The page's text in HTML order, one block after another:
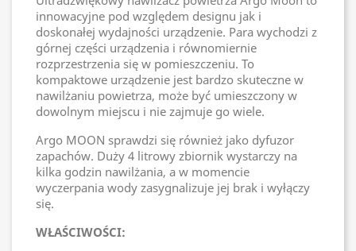
innowacyjne pod względem designu jak i
doskonałej wydajności urządzenie. Para wychodzi z
górnej części urządzenia i równomiernie
rozprzestrzenia się w pomieszczeniu. To
kompaktowe urządzenie jest bardzo skuteczne w
nawilżaniu powietrza, może być umieszczony w
dowolnym miejscu i nie zajmuje go wiele.
Argo MOON sprawdzi się również jako dyfuzor
zapachów. Duży 4 litrowy zbiornik wystarczy na
kilka godzin nawilżania, a w momencie
wyczerpania wody zasygnalizuje jej brak i wyłączy
się.
WŁAŚCIWOŚCI: